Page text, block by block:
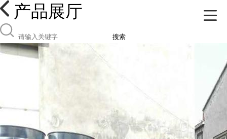
产品展厅
搜索